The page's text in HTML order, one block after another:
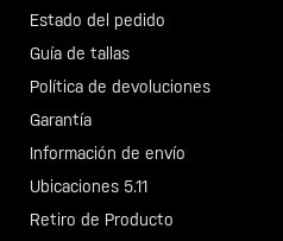
Estado del pedido
Guía de tallas
Política de devoluciones
Garantía
Información de envío
Ubicaciones 5.11
Retiro de Producto